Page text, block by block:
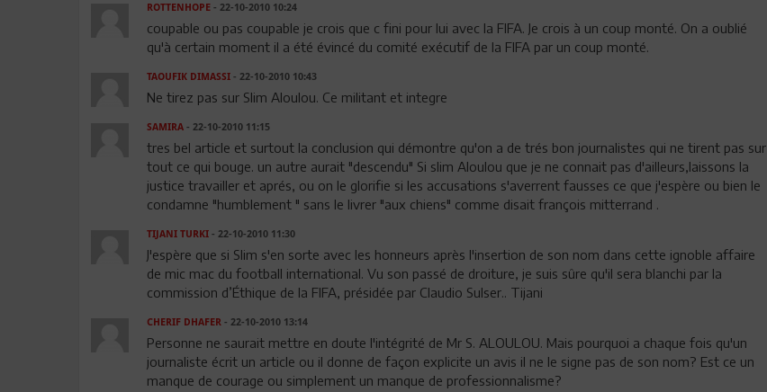
ROTTENHOPE- 22-10-2010 10:24
coupable ou pas coupable je crois que c fini pour lui avec la FIFA. Je crois à un coup monté. On a oublié
qu'à certain moment il a été évincé du comité exécutif de la FIFA par un coup monté.
TAOUFIK DIMASSI- 22-10-2010 10:43
Ne tirez pas sur Slim Aloulou. Ce militant et integre
SAMIRA- 22-10-2010 11:15
tres bel article et surtout la conclusion qui démontre qu'on a de trés bon journalistes qui ne tirent pas sur
tout ce qui bouge. un autre aurait "descendu" Si slim Aloulou que je ne connait pas d'ailleurs,laissons la
justice travailler et aprés, ou on le glorifie si les accusations s'averrent fausses ce que j'espère ou bien le
condamne "humblement " sans le livrer "aux chiens" comme disait françois mitterrand .
TIJANI TURKI- 22-10-2010 11:30
J'espère que si Slim s'en sorte avec les honneurs après l'insertion de son nom dans cette ignoble affaire
de mic mac du football international. Vu son passé de droiture, je suis sûre qu'il sera blanchi par la
commission d’Éthique de la FIFA, présidée par Claudio Sulser.. Tijani
CHERIF DHAFER- 22-10-2010 13:14
Personne ne saurait mettre en doute l'intégrité de Mr S. ALOULOU. Mais pourquoi a chaque fois qu'un
journaliste écrit un article ou il donne de façon explicite un avis il ne le signe pas de son nom? Est ce un
manque de courage ou simplement un manque de professionnalisme?